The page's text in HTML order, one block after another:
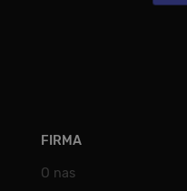
FIRMA
O nas